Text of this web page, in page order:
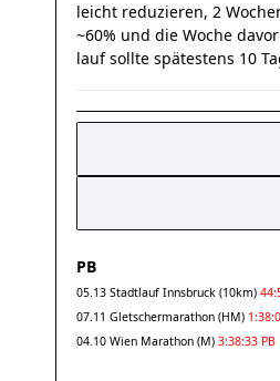
leicht reduzieren, 2
~60% und die Woche
lauf sollte spätestens 10
PB
05.13 Stadtlauf Innsbruck (10km)
07.11 Gletschermarathon (HM)
04.10 Wien Marathon (M) 3:38:33 PB